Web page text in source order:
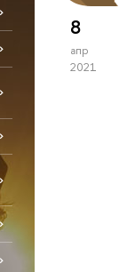
8
апр
2021